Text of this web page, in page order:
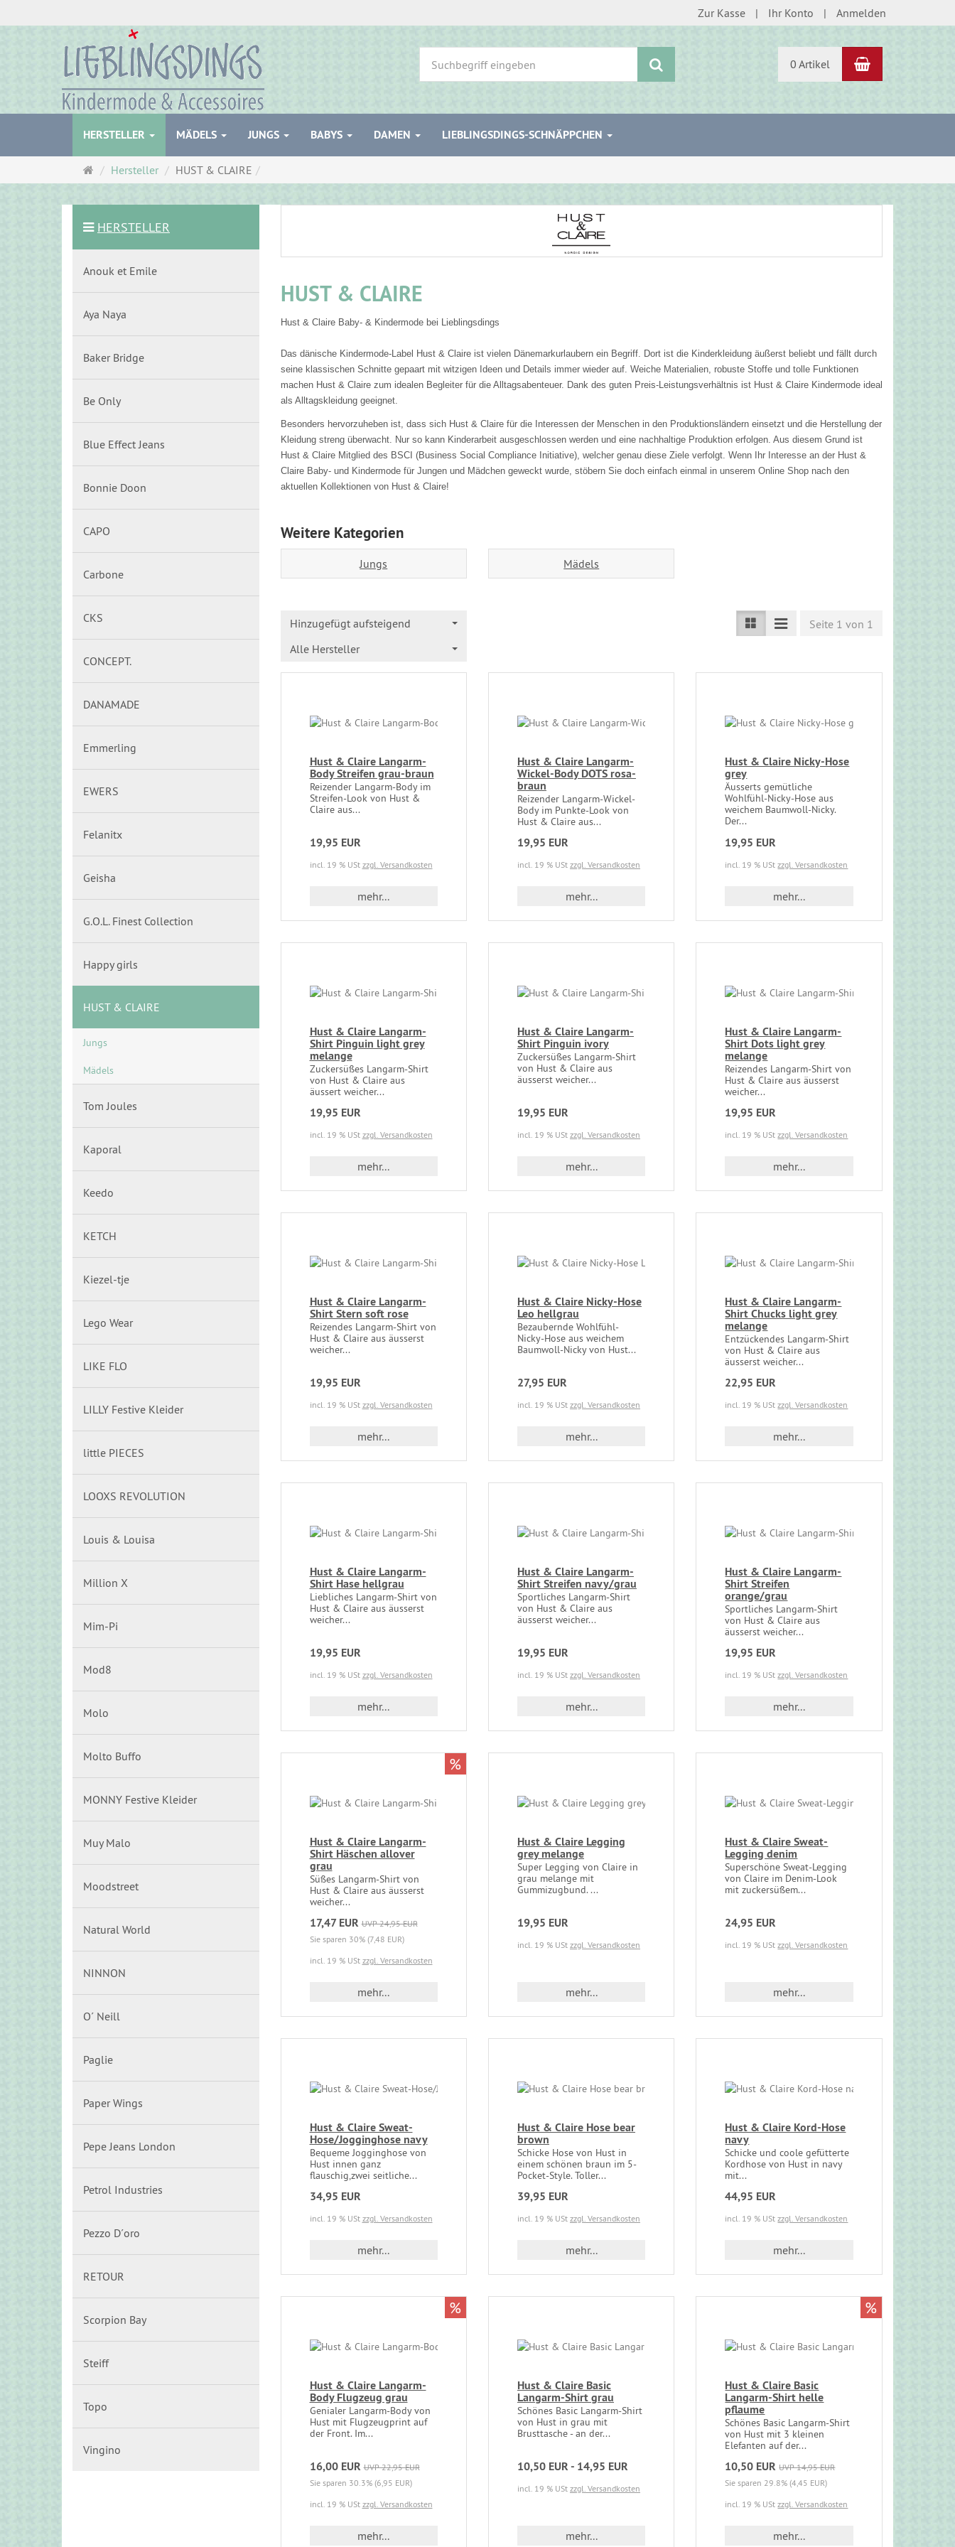
Zur Kasse Ihr Konto Anmelden
0 Artikel Warenkorb
HERSTELLER MÄDELS JUNGS BABYS DAMEN LIEBLINGSDINGS-SCHNÄPPCHEN
Startseite
Hersteller HUST & CLAIRE
HUST & CLAIRE
Hust & Claire Baby- & Kindermode bei Lieblingsdings
Das dänische Kindermode-Label Hust & Claire ist vielen Dänemarkurlaubern ein Begriff. Dort ist die Kinderkleidung äußerst beliebt und fällt durch
seine klassischen Schnitte gepaart mit witzigen Ideen und Details immer wieder auf. Weiche Materialien, robuste Stoffe und tolle Funktionen
machen Hust & Claire zum idealen Begleiter für die Alltagsabenteuer. Dank des guten Preis-Leistungsverhältnis ist Hust & Claire Kindermode ideal
als Alltagskleidung geeignet.
Besonders hervorzuheben ist, dass sich Hust & Claire für die Interessen der Menschen in den Produktionsländern einsetzt und die Herstellung der
Kleidung streng überwacht. Nur so kann Kinderarbeit ausgeschlossen werden und eine nachhaltige Produktion erfolgen. Aus diesem Grund ist
Hust & Claire Mitglied des BSCI (Business Social Compliance Initiative), welcher genau diese Ziele verfolgt. Wenn Ihr Interesse an der Hust &
Claire Baby- und Kindermode für Jungen und Mädchen geweckt wurde, stöbern Sie doch einfach einmal in unserem Online Shop nach den
aktuellen Kollektionen von Hust & Claire!
Weitere Kategorien
Jungs Mädels
Hinzugefügt aufsteigend
Alle Hersteller
Seite 1 von 1
Hust & Claire Langarm-
Body Streifen grau-braun
Reizender Langarm-Body im
Streifen-Look von Hust &
Claire aus...
19,95 EUR
incl. 19 % USt zzgl. Versandkosten
mehr...
Hust & Claire Langarm-
Wickel-Body DOTS rosa-
braun
Reizender Langarm-Wickel-
Body im Punkte-Look von
Hust & Claire aus...
19,95 EUR
incl. 19 % USt zzgl. Versandkosten
mehr...
Hust & Claire Nicky-Hose
grey
Äusserts gemütliche
Wohlfühl-Nicky-Hose aus
weichem Baumwoll-Nicky.
Der...
19,95 EUR
incl. 19 % UStzzgl. Versandkosten
mehr...
Hust & Claire Langarm-
Shirt Pinguin light grey
melange
Zuckersüßes Langarm-Shirt
von Hust & Claire aus
äussert weicher...
19,95 EUR
incl. 19 % USt zzgl. Versandkosten
mehr...
Hust & Claire Langarm-
Shirt Pinguin ivory
Zuckersüßes Langarm-Shirt
von Hust & Claire aus
äusserst weicher...
19,95 EUR
incl. 19 % USt zzgl. Versandkosten
mehr...
Hust & Claire Langarm-
Shirt Dots light grey
melange
Reizendes Langarm-Shirt von
Hust & Claire aus äusserst
weicher...
19,95 EUR
incl. 19 % UStzzgl. Versandkosten
mehr...
Hust & Claire Langarm-
Shirt Stern soft rose
Reizendes Langarm-Shirt von
Hust & Claire aus äusserst
weicher...
19,95 EUR
incl. 19 % USt zzgl. Versandkosten
mehr...
Hust & Claire Nicky-Hose
Leo hellgrau
Bezaubernde Wohlfühl-
Nicky-Hose aus weichem
Baumwoll-Nicky von Hust...
27,95 EUR
incl. 19 % USt zzgl. Versandkosten
mehr...
Hust & Claire Langarm-
Shirt Chucks light grey
melange
Entzückendes Langarm-Shirt
von Hust & Claire aus
äusserst weicher...
22,95 EUR
incl. 19 % UStzzgl. Versandkosten
mehr...
Hust & Claire Langarm-
Shirt Hase hellgrau
Liebliches Langarm-Shirt von
Hust & Claire aus äusserst
weicher...
19,95 EUR
incl. 19 % USt zzgl. Versandkosten
mehr...
Hust & Claire Langarm-
Shirt Streifen navy/grau
Sportliches Langarm-Shirt
von Hust & Claire aus
äusserst weicher...
19,95 EUR
incl. 19 % USt zzgl. Versandkosten
mehr...
Hust & Claire Langarm-
Shirt Streifen
orange/grau
Sportliches Langarm-Shirt
von Hust & Claire aus
äusserst weicher...
19,95 EUR
incl. 19 % UStzzgl. Versandkosten
mehr...
Hust & Claire Langarm-
Shirt Häschen allover
grau
Süßes Langarm-Shirt von
Hust & Claire aus äusserst
weicher...
17,47 EUR UVP 24,95 EUR
Sie sparen 30% (7,48 EUR)
incl. 19 % USt zzgl. Versandkosten
mehr...
%
Hust & Claire Legging
grey melange
Super Legging von Claire in
grau melange mit
Gummizugbund. ...
19,95 EUR
incl. 19 % USt zzgl. Versandkosten
mehr...
Hust & Claire Sweat-
Legging denim
Superschöne Sweat-Legging
von Claire im Denim-Look
mit zuckersüßem...
24,95 EUR
incl. 19 % UStzzgl. Versandkosten
mehr...
Hust & Claire Sweat-
Hose/Jogginghose navy
Bequeme Jogginghose von
Hust innen ganz
flauschig,zwei seitliche...
34,95 EUR
incl. 19 % USt zzgl. Versandkosten
mehr...
Hust & Claire Hose bear
brown
Schicke Hose von Hust in
einem schönen braun im 5-
Pocket-Style. Toller...
39,95 EUR
incl. 19 % USt zzgl. Versandkosten
mehr...
Hust & Claire Kord-Hose
navy
Schicke und coole gefütterte
Kordhose von Hust in navy
mit...
44,95 EUR
incl. 19 % UStzzgl. Versandkosten
mehr...
Hust & Claire Langarm-
Body Flugzeug grau
Genialer Langarm-Body von
Hust mit Flugzeugprint auf
der Front. Im...
16,00 EUR UVP 22,95 EUR
Sie sparen 30.3% (6,95 EUR)
incl. 19 % USt zzgl. Versandkosten
mehr...
%
Hust & Claire Basic
Langarm-Shirt grau
Schönes Basic Langarm-Shirt
von Hust in grau mit
Brusttasche - an der...
10,50 EUR - 14,95 EUR
incl. 19 % USt zzgl. Versandkosten
mehr...
Hust & Claire Basic
Langarm-Shirt helle
pflaume
Schönes Basic Langarm-Shirt
von Hust mit 3 kleinen
Elefanten auf der...
10,50 EUR UVP 14,95 EUR
Sie sparen 29.8% (4,45 EUR)
incl. 19 % UStzzgl. Versandkosten
mehr...
%
HERSTELLER
Anouk et Emile
Aya Naya
Baker Bridge
Be Only
Blue Effect Jeans
Bonnie Doon
CAPO
Carbone
CKS
CONCEPT.
DANAMADE
Emmerling
EWERS
Felanitx
Geisha
G.O.L. Finest Collection
Happy girls
HUST & CLAIRE
Jungs
Mädels
Tom Joules
Kaporal
Keedo
KETCH
Kiezel-tje
Lego Wear
LIKE FLO
LILLY Festive Kleider
little PIECES
LOOXS REVOLUTION
Louis & Louisa
Million X
Mim-Pi
Mod8
Molo
Molto Buffo
MONNY Festive Kleider
Muy Malo
Moodstreet
Natural World
NINNON
O´ Neill
Paglie
Paper Wings
Pepe Jeans London
Petrol Industries
Pezzo D´oro
RETOUR
Scorpion Bay
Steiff
Topo
Vingino